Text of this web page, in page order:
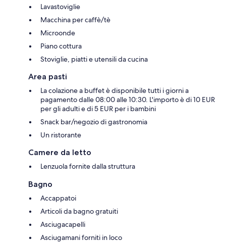
Lavastoviglie
Macchina per caffè/tè
Microonde
Piano cottura
Stoviglie, piatti e utensili da cucina
Area pasti
La colazione a buffet è disponibile tutti i giorni a
pagamento dalle 08:00 alle 10:30. L'importo è di 10 EUR
per gli adulti e di 5 EUR per i bambini
Snack bar/negozio di gastronomia
Un ristorante
Camere da letto
Lenzuola fornite dalla struttura
Bagno
Accappatoi
Articoli da bagno gratuiti
Asciugacapelli
Asciugamani forniti in loco